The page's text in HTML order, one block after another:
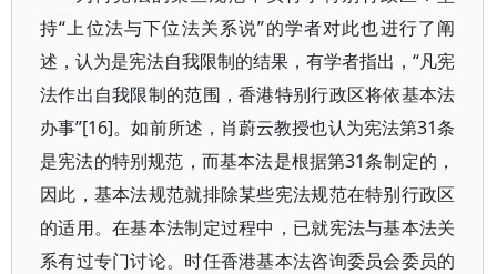
持“上位法与下位法关系说”的学者对此也进行了阐
述，认为是宪法自我限制的结果，有学者指出，“凡宪
法作出自我限制的范围，香港特别行政区将依基本法
办事”[16]。如前所述，肖蔚云教授也认为宪法第31条
是宪法的特别规范，而基本法是根据第31条制定的，
因此，基本法规范就排除某些宪法规范在特别行政区
的适用。在基本法制定过程中，已就宪法与基本法关
系有过专门讨论。时任香港基本法咨询委员会委员的